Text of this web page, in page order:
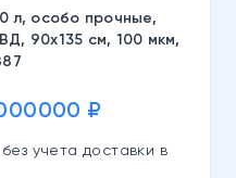
л, особо прочные,
90х135 см, 100 мкм,
₽
учета доставки в